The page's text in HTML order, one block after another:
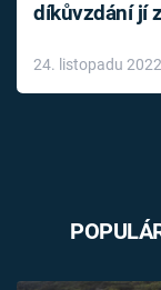
díkůvzdání jí
24. listopadu